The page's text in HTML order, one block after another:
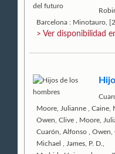
Barcelona : Minotauro,
> Ver disponibilidad
Moore, Julianne
,Caine,
Owen, Clive
Moore,
Cuarón, Alfonso
,Owen,
Michael
James, P. D.,